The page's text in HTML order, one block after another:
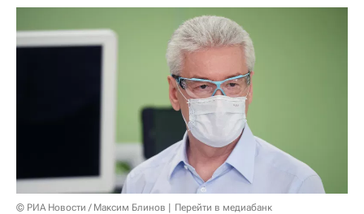
© РИА Новости / Максим Блинов Перейти в медиабанк